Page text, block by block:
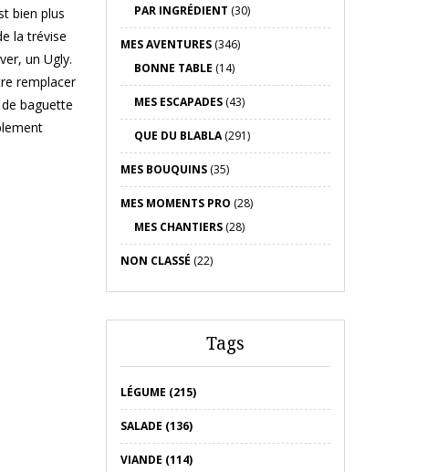
bien plus
la trévise
un Ugly.
remplacer
baguette
PAR INGRÉDIENT (30)
MES AVENTURES(346)
BONNE TABLE (14)
MES ESCAPADES(43)
QUE DU BLABLA(291)
MES BOUQUINS(35)
MES MOMENTS PRO (28)
MES CHANTIERS(28)
NON CLASSÉ (22)
Tags
LÉGUME (215)
SALADE (136)
VIANDE (114)